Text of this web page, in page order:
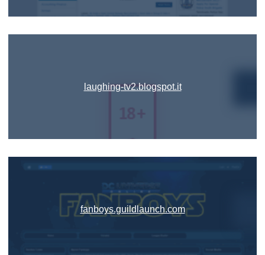
laughing-tv2.blogspot.it
fanboys.guildlaunch.com